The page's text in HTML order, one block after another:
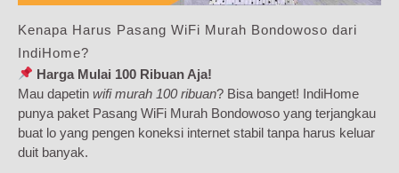
Kenapa Harus Pasang WiFi Murah Bondowoso dari
IndiHome?
Harga Mulai 100 Ribuan Aja!
Mau dapetin wifi murah 100 ribuan? Bisa banget! IndiHome
punya paket Pasang WiFi Murah Bondowoso yang terjangkau
buat lo yang pengen koneksi internet stabil tanpa harus keluar
duit banyak.